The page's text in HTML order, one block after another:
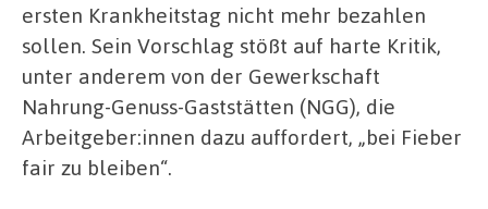
ersten Krankheitstag nicht mehr bezahlen
sollen. Sein Vorschlag stößt auf harte Kritik,
unter anderem von der Gewerkschaft
Nahrung-Genuss-Gaststätten (NGG), die
Arbeitgeber:innen dazu auffordert, „bei Fieber
fair zu bleiben“.